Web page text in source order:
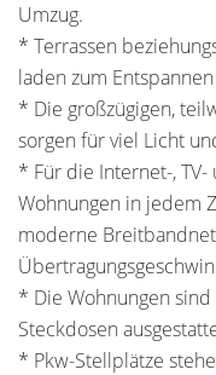
Umzug.
* Terrassen
laden zum
* Die großzügigen,
sorgen für viel Licht
* Für die Internet-,
Wohnungen in jedem
moderne
* Die Wohnungen
Steckdosen
* Pkw-Stellplätze